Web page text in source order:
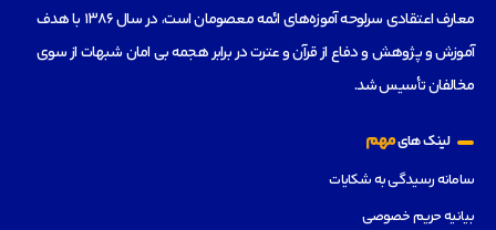
معارف اعتقادی سرلوحه آموزه‌های ائمه معصومان است، در سال 1386 با هدف
آموزش و پژوهش و دفاع از قرآن و عترت در برابر هجمه بی امان شبهات از سوی
مخالفان تأسیس شد.
لینک هایمهم
سامانه رسیدگی به شکایات
بیانیه حریم خصوصی